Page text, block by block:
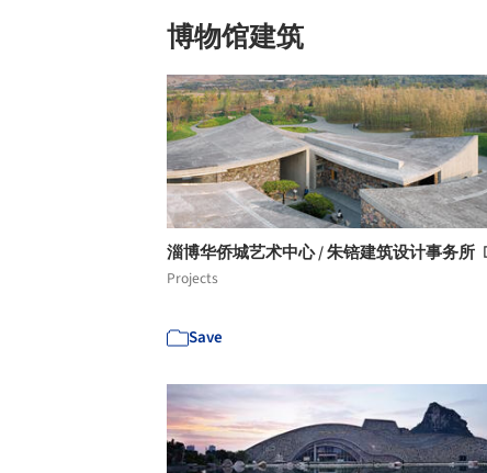
博物馆建筑
淄博华侨城艺术中心 / 朱锫建筑设计事务所
Projects
Save